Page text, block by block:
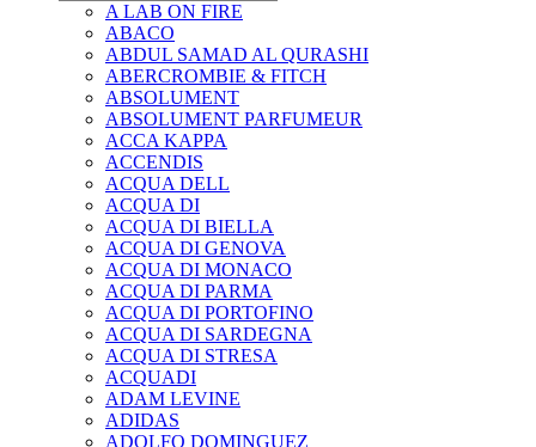
A LAB ON FIRE
ABACO
ABDUL SAMAD AL QURASHI
ABERCROMBIE & FITCH
ABSOLUMENT
ABSOLUMENT PARFUMEUR
ACCA KAPPA
ACCENDIS
ACQUA DELL
ACQUA DI
ACQUA DI BIELLA
ACQUA DI GENOVA
ACQUA DI MONACO
ACQUA DI PARMA
ACQUA DI PORTOFINO
ACQUA DI SARDEGNA
ACQUA DI STRESA
ACQUADI
ADAM LEVINE
ADIDAS
ADOLFO DOMINGUEZ